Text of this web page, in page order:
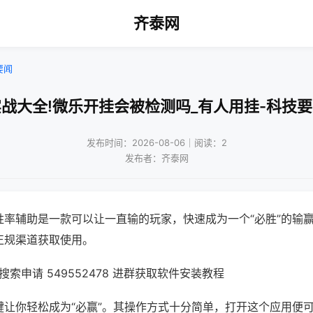
齐泰网
闻
大全!微乐开挂会被检测吗_有人用挂-科技
发布时间：2026-08-06｜阅读：2
发布者：齐泰网
辅助是一款可以让一直输的玩家，快速成为一个“必胜”的输
渠道获取使用。
索申请 549552478 进群获取软件安装教程
你轻松成为“必赢”。其操作方式十分简单，打开这个应用便